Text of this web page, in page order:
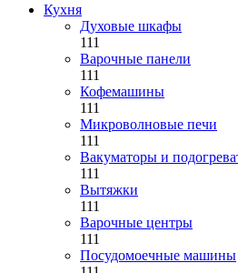
Кухня
Духовые шкафы
111
Варочные панели
111
Кофемашины
111
Микроволновые печи
111
Вакуматоры и
111
Вытяжки
111
Варочные центры
111
Посудомоечные машины